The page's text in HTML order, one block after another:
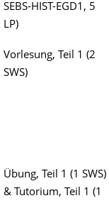
SEBS-HIST-EGD1, 5
LP)
Vorlesung, Teil 1 (2
SWS)
Übung, Teil 1 (1 SWS)
& Tutorium, Teil 1 (1